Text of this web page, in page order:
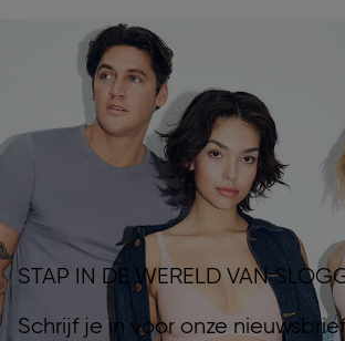
STAP IN DE WERELD VAN
Schrijf je in voor onze